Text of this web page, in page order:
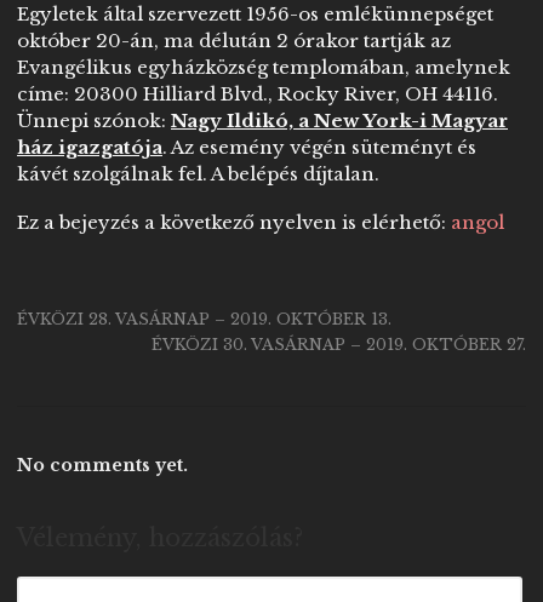
Egyletek által szervezett 1956-os emlékünnepséget
október 20-án, ma délután 2 órakor tartják az
Evangélikus egyházközség templomában, amelynek
címe: 20300 Hilliard Blvd., Rocky River, OH 44116.
Ünnepi szónok: Nagy Ildikó, a New York-i Magyar
ház igazgatója. Az esemény végén süteményt és
kávét szolgálnak fel. A belépés díjtalan.
Ez a bejeyzés a következő nyelven is elérhető: angol
ÉVKÖZI 28. VASÁRNAP – 2019. OKTÓBER 13.
ÉVKÖZI 30. VASÁRNAP – 2019. OKTÓBER 27.
No comments yet.